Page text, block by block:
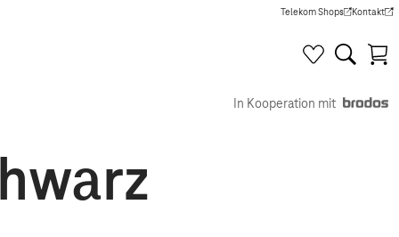
Telekom Shops
(Wird in einem neuen Tab
Kontakt
(Wird in
In Kooperation mit